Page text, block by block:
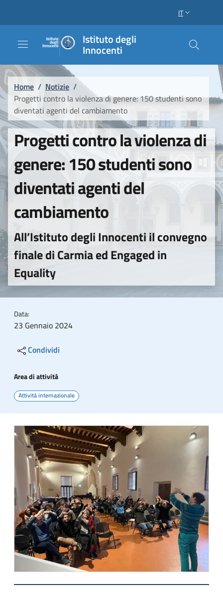
SELETTORE
IT
Istituto degli
Innocenti
Briciole di pane
Home / Notizie /
Progetti contro la violenza di genere: 150 studenti sono
diventati agenti del cambiamento
Progetti contro la violenza di
genere: 150 studenti sono
diventati agenti del
cambiamento
All’Istituto degli Innocenti il convegno
finale di Carmia ed Engaged in
Equality
Data:
23 Gennaio 2024
Condividi
Area di attività
Attività internazionale